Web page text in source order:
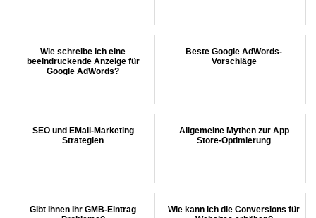
Wie schreibe ich eine
beeindruckende Anzeige für
Google AdWords?
Beste Google AdWords-
Vorschläge
SEO und EMail-Marketing
Strategien
Allgemeine Mythen zur App
Store-Optimierung
Gibt Ihnen Ihr GMB-Eintrag
Wie kann ich die Conversions für